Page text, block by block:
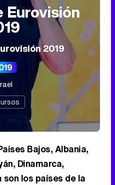
Eurovisión
2019
Bajos, Albania,
Dinamarca,
son los países de la